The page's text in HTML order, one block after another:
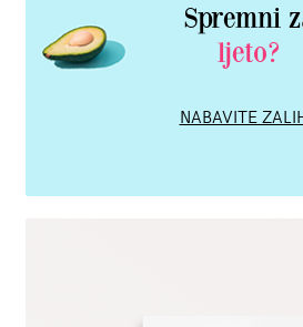
Spremni
ljeto?
NABAVITE